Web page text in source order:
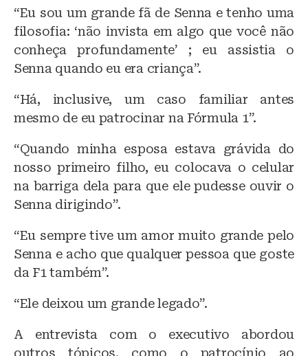
“Eu sou um grande fã de Senna e tenho uma
filosofia: ‘não invista em algo que você não
conheça profundamente’ ; eu assistia o
Senna quando eu era criança”.
“Há, inclusive, um caso familiar antes
mesmo de eu patrocinar na Fórmula 1”.
“Quando minha esposa estava grávida do
nosso primeiro filho, eu colocava o celular
na barriga dela para que ele pudesse ouvir o
Senna dirigindo”.
“Eu sempre tive um amor muito grande pelo
Senna e acho que qualquer pessoa que goste
da F1 também”.
“Ele deixou um grande legado”.
A entrevista com o executivo abordou
outros tópicos, como o patrocínio ao